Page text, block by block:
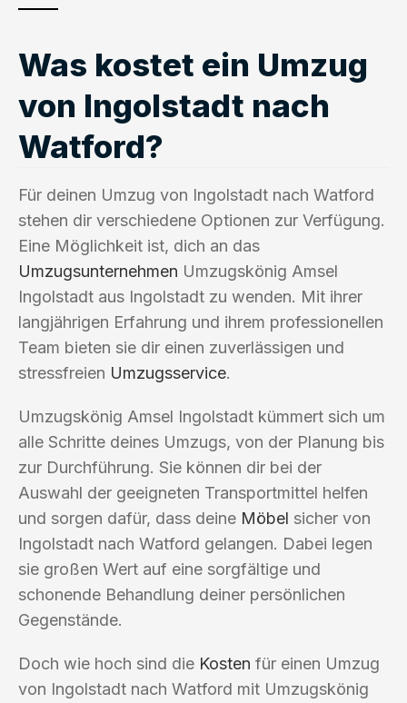
Was kostet ein Umzug
von Ingolstadt nach
Watford?
Für deinen Umzug von Ingolstadt nach Watford
stehen dir verschiedene Optionen zur Verfügung.
Eine Möglichkeit ist, dich an das
Umzugsunternehmen Umzugskönig Amsel
Ingolstadt aus Ingolstadt zu wenden. Mit ihrer
langjährigen Erfahrung und ihrem professionellen
Team bieten sie dir einen zuverlässigen und
stressfreien Umzugsservice.
Umzugskönig Amsel Ingolstadt kümmert sich um
alle Schritte deines Umzugs, von der Planung bis
zur Durchführung. Sie können dir bei der
Auswahl der geeigneten Transportmittel helfen
und sorgen dafür, dass deine Möbel sicher von
Ingolstadt nach Watford gelangen. Dabei legen
sie großen Wert auf eine sorgfältige und
schonende Behandlung deiner persönlichen
Gegenstände.
Doch wie hoch sind die Kosten für einen Umzug
von Ingolstadt nach Watford mit Umzugskönig